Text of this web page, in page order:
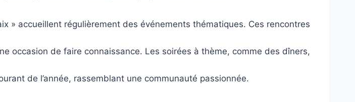
» accueillent régulièrement des événements thématiques. Ces rencontres
occasion de faire connaissance. Les soirées à thème, comme des dîners,
de l’année, rassemblant une communauté passionnée.